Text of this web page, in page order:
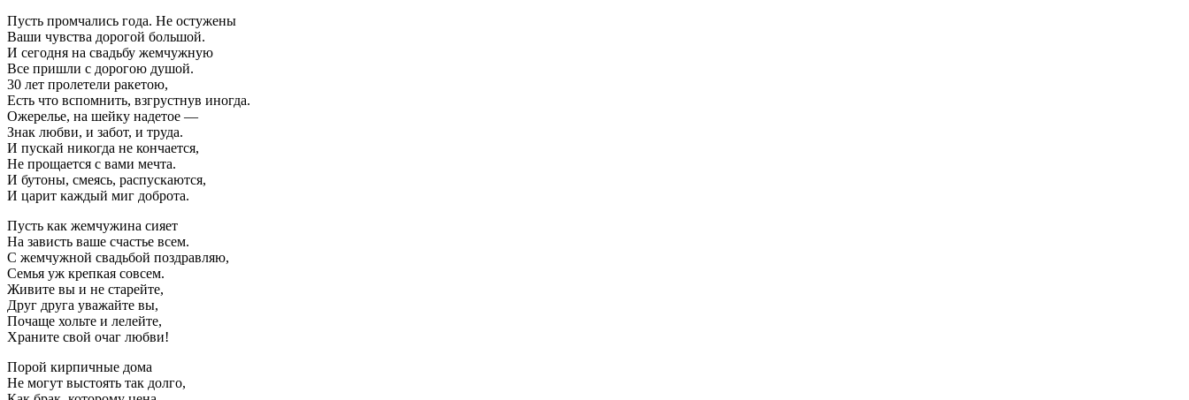
Пусть промчались года. Не остужены
Ваши чувства дорогой большой.
И сегодня на свадьбу жемчужную
Все пришли с дорогою душой.
30 лет пролетели ракетою,
Есть что вспомнить, взгрустнув иногда.
Ожерелье, на шейку надетое —
Знак любви, и забот, и труда.
И пускай никогда не кончается,
Не прощается с вами мечта.
И бутоны, смеясь, распускаются,
И царит каждый миг доброта.
Пусть как жемчужина сияет
На зависть ваше счастье всем.
С жемчужной свадьбой поздравляю,
Семья уж крепкая совсем.
Живите вы и не старейте,
Друг друга уважайте вы,
Почаще хольте и лелейте,
Храните свой очаг любви!
Порой кирпичные дома
Не могут выстоять так долго,